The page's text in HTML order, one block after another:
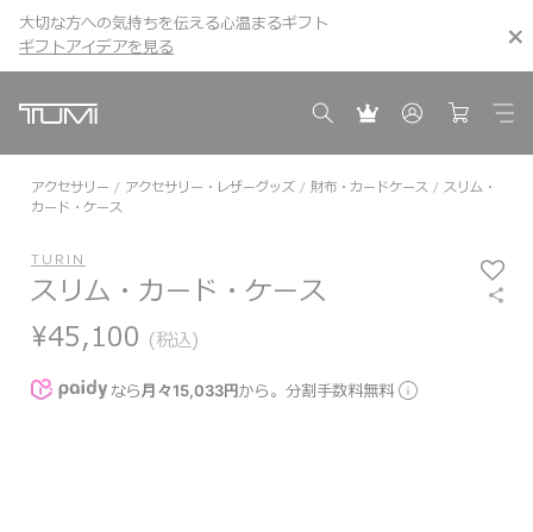
ギフトアイデアを見る こちら
大切な方への気持ちを伝える心温まるギフト
ギフトアイデアを見る
こちら
アクセサリー アクセサリー・レザーグッズ 財布・カードケース
スリム・
カード・ケース
TURIN
スリム・カード・ケース
¥45,100 (税込)
なら月々15,033円から。分割手数料無料